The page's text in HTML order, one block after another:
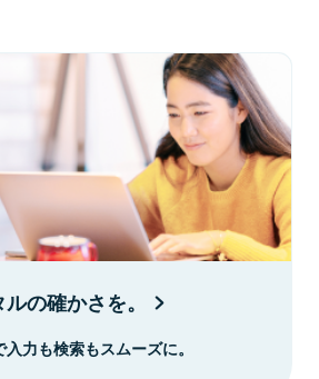
の確かさを。
力も検索もスムーズに。